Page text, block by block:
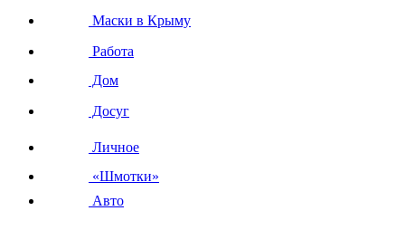
Маски в Крыму
Работа
Дом
Досуг
Личное
«Шмотки»
Авто